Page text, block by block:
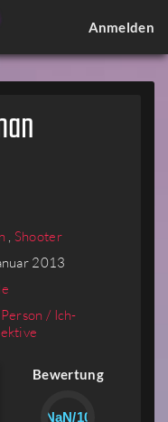
Anmelden
, Shooter
2013
/ Ich-
Bewertung
NaN/10